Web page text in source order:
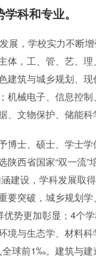
科和专业。
展，学校实力不断
体，工、管、艺、
建筑与城乡规划、
机械电子、信息控
、文物保护、储能科
博士、硕士、学士
西省国家“双一流
建设，学科发展取
要突破，城乡规划
优势更加彰显；4个
境与生态学、材料
球前1‰。建筑与